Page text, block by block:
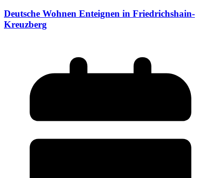
Deutsche Wohnen Enteignen in Friedrichshain-
Kreuzberg